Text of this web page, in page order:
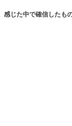
感じた中で確信したも